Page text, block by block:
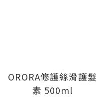
ORORA修護絲滑護髮
素 500ml